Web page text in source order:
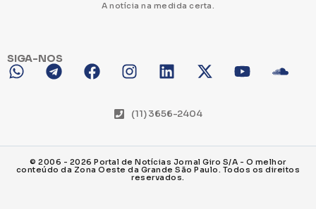
A notícia na medida certa.
SIGA-NOS
(11) 3656-2404
© 2006 - 2026 Portal de Notícias Jornal Giro S/A - O melhor
conteúdo da Zona Oeste da Grande São Paulo. Todos os direitos
reservados.